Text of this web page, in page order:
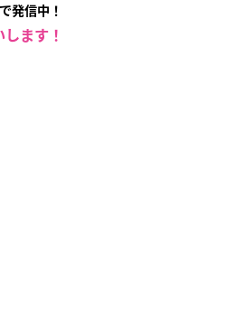
発信中！
ます！